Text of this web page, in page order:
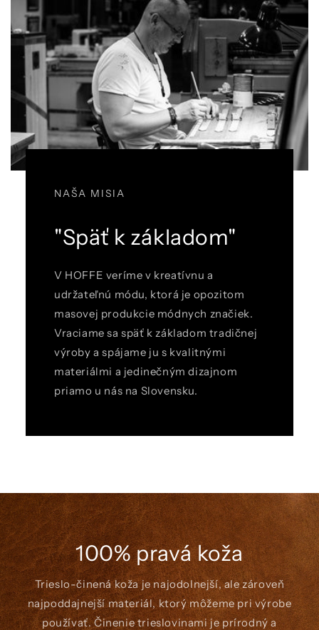
NAŠA MISIA
"Späť k základom"
V HOFFE veríme v kreatívnu a
udržateľnú módu, ktorá je opozitom
masovej produkcie módnych značiek.
Vraciame sa späť k základom tradičnej
výroby a spájame ju s kvalitnými
materiálmi a jedinečným dizajnom
priamo u nás na Slovensku.
100% pravá koža
Trieslo-činená koža je najodolnejší, ale zároveň
najpoddajnejší materiál, ktorý môžeme pri výrobe
používať. Činenie trieslovinami je prírodný a